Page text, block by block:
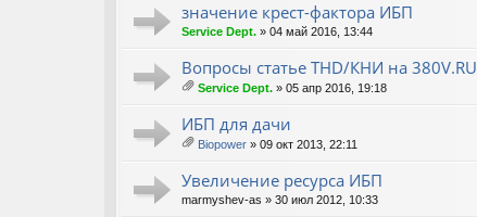
ж
ия
значение крест-фактора ИБП
Service Dept. » 04 май 2016, 13:44
Вопросы статье THD/КНИ на 380V.RU
ло
ж
ен
ия
Service Dept. » 05 апр 2016, 19:18
ИБП для дачи
ло
ж
ия
Biopower » 09 окт 2013, 22:11
Увеличение ресурса ИБП
marmyshev-as » 30 июл 2012, 10:33